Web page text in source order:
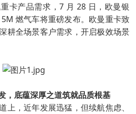
卡产品需求，7 月 28 日，欧曼银
燃气车将重磅发布。欧曼重卡致
耕全场景客户需求，开启极效场景
，底蕴深厚之道筑就品质根基
上，近年发展迅猛，但续航焦虑、